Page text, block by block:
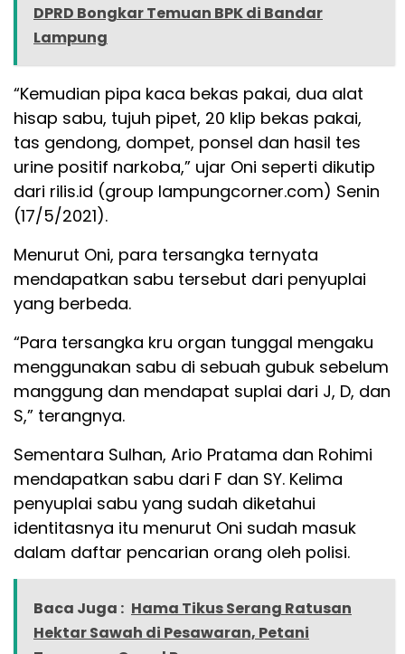
DPRD Bongkar Temuan BPK di Bandar
Lampung
“Kemudian pipa kaca bekas pakai, dua alat
hisap sabu, tujuh pipet, 20 klip bekas pakai,
tas gendong, dompet, ponsel dan hasil tes
urine positif narkoba,” ujar Oni seperti dikutip
dari rilis.id (group lampungcorner.com) Senin
(17/5/2021).
Menurut Oni, para tersangka ternyata
mendapatkan sabu tersebut dari penyuplai
yang berbeda.
“Para tersangka kru organ tunggal mengaku
menggunakan sabu di sebuah gubuk sebelum
manggung dan mendapat suplai dari J, D, dan
S,” terangnya.
Sementara Sulhan, Ario Pratama dan Rohimi
mendapatkan sabu dari F dan SY. Kelima
penyuplai sabu yang sudah diketahui
identitasnya itu menurut Oni sudah masuk
dalam daftar pencarian orang oleh polisi.
Baca Juga : Hama Tikus Serang Ratusan
Hektar Sawah di Pesawaran, Petani